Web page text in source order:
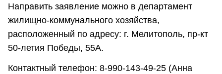
Направить заявление можно в департамент
жилищно-коммунального хозяйства,
расположенный по адресу: г. Мелитополь, пр-кт
50-летия Победы, 55А.
Контактный телефон: 8-990-143-49-25 (Анна